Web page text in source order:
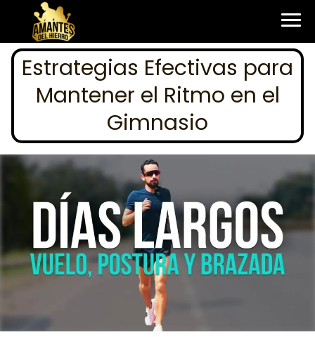
Estrategias Efectivas para
Mantener el Ritmo en el
Gimnasio